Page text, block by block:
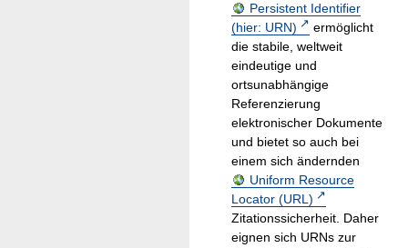
Persistent Identifier
(hier: URN)
ermöglicht
die stabile, weltweit
eindeutige und
ortsunabhängige
Referenzierung
elektronischer Dokumente
und bietet so auch bei
einem sich ändernden
Uniform Resource
Locator (URL)
Zitationssicherheit. Daher
eignen sich URNs zur